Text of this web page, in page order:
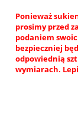
Ponieważ
prosimy przed
podaniem
bezpieczniej
odpowiednią
wymiarach.